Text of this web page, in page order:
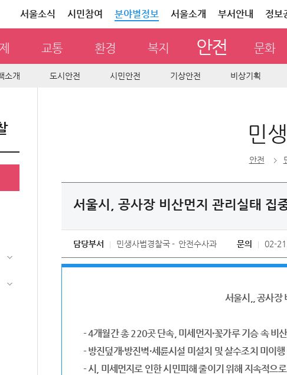
서울소식 시민참여 분야별정보 서울소개 부서안내 정보
교통 환경 복지 안전 문화
소개 도시안전 시민안전 기상안전 비상기획
민
안전
서울시, 공사장 비산먼지 관리실태 집
담당부서 민생사법경찰국 안전수사과 문의 02-
서울시 ,,공사장
- 4개월간 총 220곳 단속, 미세먼지 ·꽃가루 기승 속 비
- 방진덮개·방진벽·세륜시설 미설치 및 살수조치 미이
- 시 미세먼지로 인한 시민피해 줄이기 위해 지속적으